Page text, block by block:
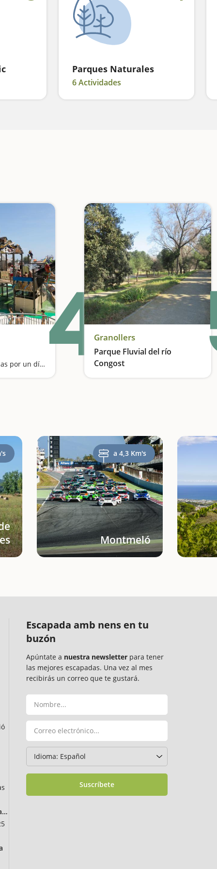
Parques Naturales
6 Actividades
Atracciones acuáticas por un día caluroso4Granollers
Parque Fluvial del río
Congost
El pulmón de Granollers, la capital del Vallès Oriental
a 4,3 Km's
Montmeló
Escapada amb nens en tu
buzón
Apúntate a nuestra newsletter para tener
las mejores escapadas. Una vez al mes
recibirás un correo que te gustará.
Suscríbete